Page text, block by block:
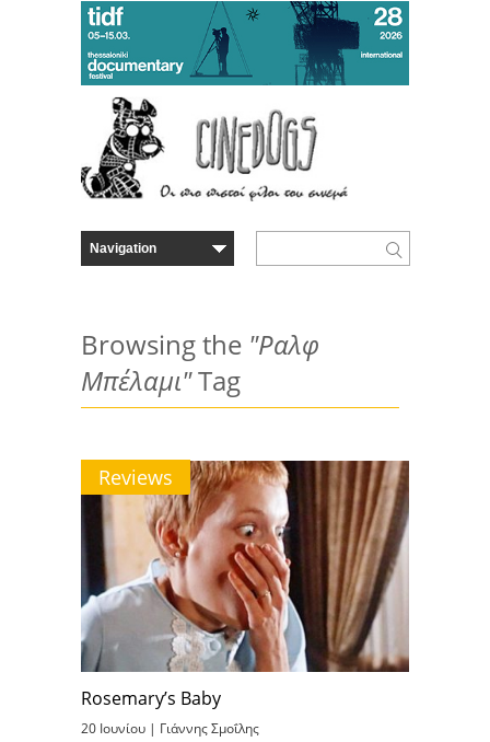
Browsing the "Ραλφ
Μπέλαμι"Tag
Reviews
Rosemary’s Baby
20 Ιουνίου | Γιάννης Σμοΐλης